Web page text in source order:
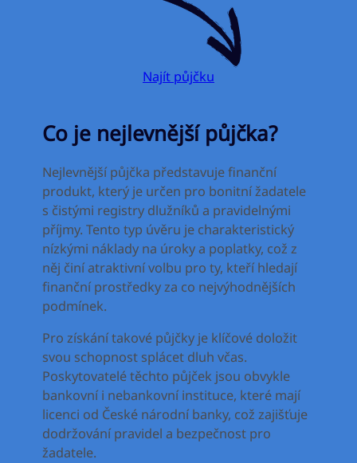
Najít půjčku
Co je nejlevnější půjčka?
Nejlevnější půjčka představuje finanční
produkt, který je určen pro bonitní žadatele
s čistými registry dlužníků a pravidelnými
příjmy. Tento typ úvěru je charakteristický
nízkými náklady na úroky a poplatky, což z
něj činí atraktivní volbu pro ty, kteří hledají
finanční prostředky za co nejvýhodnějších
podmínek.
Pro získání takové půjčky je klíčové doložit
svou schopnost splácet dluh včas.
Poskytovatelé těchto půjček jsou obvykle
bankovní i nebankovní instituce, které mají
licenci od České národní banky, což zajišťuje
dodržování pravidel a bezpečnost pro
žadatele.